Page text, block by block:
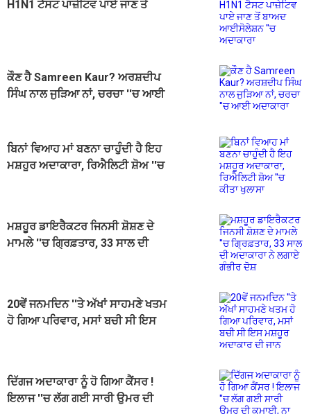
H1N1 ਟੈਸਟ ਪਾਜ਼ੇਟਿਵ ਪਾਏ ਜਾਣ ਤੋਂ
ਕੌਣ ਹੈ Samreen Kaur? ਅਰਸ਼ਦੀਪ
ਸਿੰਘ ਨਾਲ ਜੁੜਿਆ ਨਾਂ, ਚਰਚਾ ''ਚ ਆਈ
ਬਿਨਾਂ ਵਿਆਹ ਮਾਂ ਬਣਨਾ ਚਾਹੁੰਦੀ ਹੈ ਇਹ
ਮਸ਼ਹੂਰ ਅਦਾਕਾਰਾ, ਰਿਐਲਿਟੀ ਸ਼ੋਅ ''ਚ
ਮਸ਼ਹੂਰ ਡਾਇਰੈਕਟਰ ਜਿਨਸੀ ਸ਼ੋਸ਼ਣ ਦੇ
ਮਾਮਲੇ ''ਚ ਗ੍ਰਿਫ਼ਤਾਰ, 33 ਸਾਲ ਦੀ
20ਵੇਂ ਜਨਮਦਿਨ ''ਤੇ ਅੱਖਾਂ ਸਾਹਮਣੇ ਖਤਮ
ਹੋ ਗਿਆ ਪਰਿਵਾਰ, ਮਸਾਂ ਬਚੀ ਸੀ ਇਸ
ਦਿੱਗਜ ਅਦਾਕਾਰਾ ਨੂੰ ਹੋ ਗਿਆ ਕੈਂਸਰ !
ਇਲਾਜ ''ਚ ਲੱਗ ਗਈ ਸਾਰੀ ਉਮਰ ਦੀ